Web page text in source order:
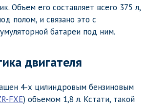
Объем его составляет всего 375 л,
полом, и связано это с
батареи под ним.
двигателя
4-х цилиндровым бензиновым
FXE) объемом 1,8 л. Кстати, такой